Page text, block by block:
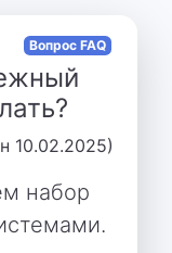
Вопрос FAQ
10.02.2025)
набор